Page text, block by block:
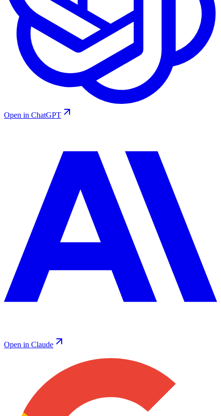
Open in ChatGPT
Open in Claude